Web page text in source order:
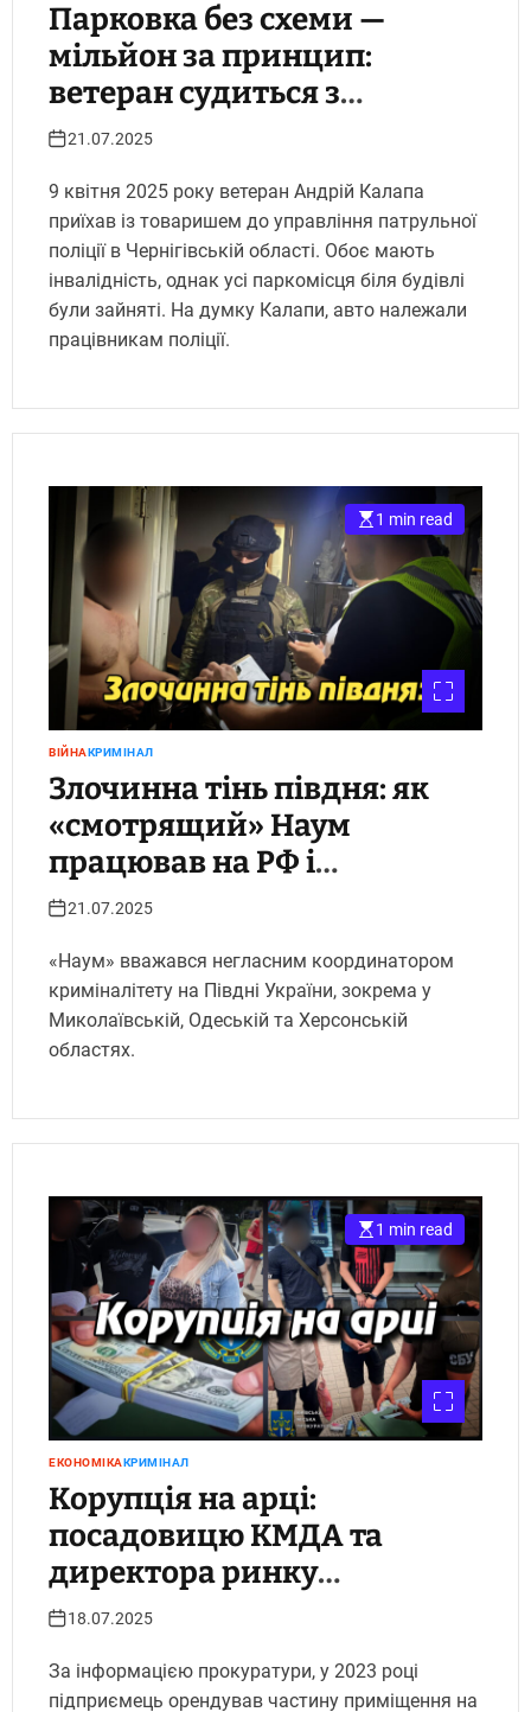
Парковка без схеми —
мільйон за принцип:
ветеран судиться з
патрульними за постанову
Укрінфопрес.
21.07.2025
9 квітня 2025 року ветеран Андрій Калапа
приїхав із товаришем до управління патрульної
поліції в Чернігівській області. Обоє мають
інвалідність, однак усі паркомісця біля будівлі
були зайняті. На думку Калапи, авто належали
працівникам поліції.
1 min read
ВІЙНАКРИМІНАЛ
Злочинна тінь півдня: як
«смотрящий» Наум
працював на РФ і
тероризував бізнес.
21.07.2025
«Наум» вважався негласним координатором
криміналітету на Півдні України, зокрема у
Миколаївській, Одеській та Херсонській
областях.
1 min read
ЕКОНОМІКАКРИМІНАЛ
Корупція на арці:
посадовицю КМДА та
директора ринку
затримано на хабарі у 25
Укрінфопрес.
18.07.2025
За інформацією прокуратури, у 2023 році
підприємець орендував частину приміщення на